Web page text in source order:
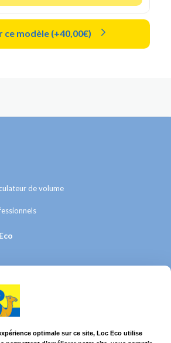
ce modèle (+40,00€)
de volume
optimale sur ce site, Loc Eco utilise